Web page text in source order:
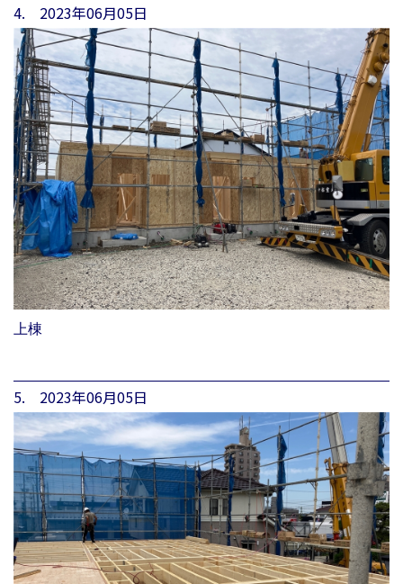
4. 2023年06月05日
上棟
5. 2023年06月05日